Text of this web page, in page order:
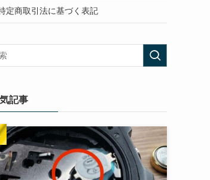
定商取引法に基づく表記
記事